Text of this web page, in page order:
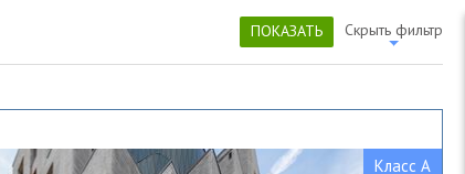
ПОКАЗАТЬ Скрыть фильтр
Класс A